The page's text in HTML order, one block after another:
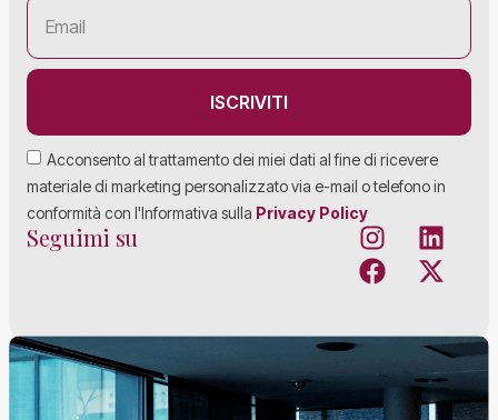
Acconsento al trattamento dei miei dati al fine di ricevere
materiale di marketing personalizzato via e-mail o telefono in
conformità con l'Informativa sulla Privacy Policy
ISCRIVITI
Seguimi su